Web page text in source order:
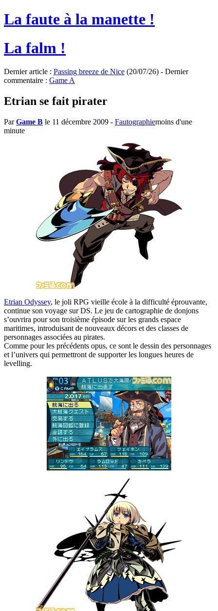
La faute à la manette !
La falm !
Dernier article : Passing breeze de Nice (20/07/26) - Dernier
commentaire : Game A
Etrian se fait pirater
ParGame B le 11 décembre 2009 - Fautographiemoins d'une
minute
Etrian Odyssey, le joli RPG vieille école à la difficulté éprouvante,
continue son voyage sur DS. Le jeu de cartographie de donjons
s’ouvrira pour son troisième épisode sur les grands espace
maritimes, introduisant de nouveaux décors et des classes de
personnages associées au pirates.
Comme pour les précédents opus, ce sont le dessin des personnages
et l’univers qui permettront de supporter les longues heures de
levelling.